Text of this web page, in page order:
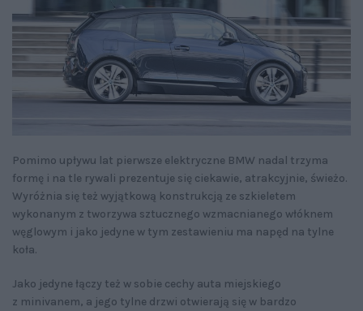
Pomimo upływu lat pierwsze elektryczne BMW nadal trzyma
formę i na tle rywali prezentuje się ciekawie, atrakcyjnie, świeżo.
Wyróżnia się też wyjątkową konstrukcją ze szkieletem
wykonanym z tworzywa sztucznego wzmacnianego włóknem
węglowym i jako jedyne w tym zestawieniu ma napęd na tylne
koła.
Jako jedyne łączy też w sobie cechy auta miejskiego
z minivanem, a jego tylne drzwi otwierają się w bardzo